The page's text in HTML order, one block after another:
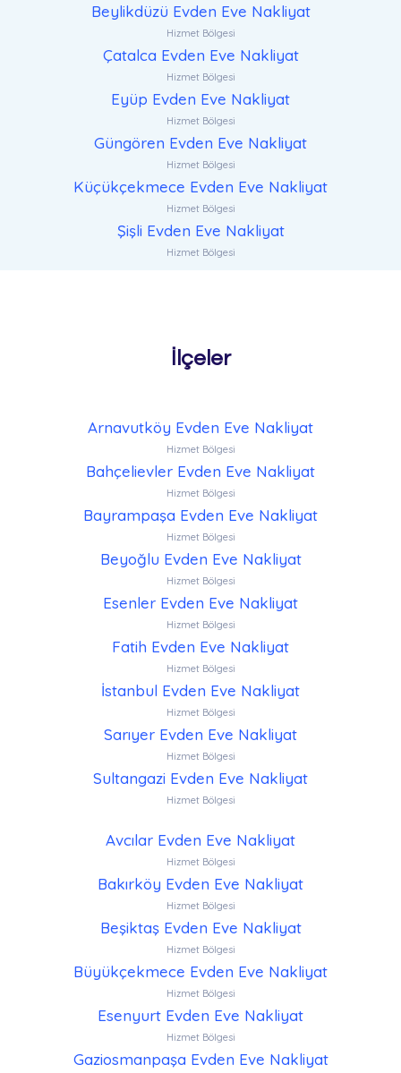
Beylikdüzü Evden Eve Nakliyat
Hizmet Bölgesi
Çatalca Evden Eve Nakliyat
Hizmet Bölgesi
Eyüp Evden Eve Nakliyat
Hizmet Bölgesi
Güngören Evden Eve Nakliyat
Hizmet Bölgesi
Küçükçekmece Evden Eve Nakliyat
Hizmet Bölgesi
Şişli Evden Eve Nakliyat
Hizmet Bölgesi
İlçeler
Arnavutköy Evden Eve Nakliyat
Hizmet Bölgesi
Bahçelievler Evden Eve Nakliyat
Hizmet Bölgesi
Bayrampaşa Evden Eve Nakliyat
Hizmet Bölgesi
Beyoğlu Evden Eve Nakliyat
Hizmet Bölgesi
Esenler Evden Eve Nakliyat
Hizmet Bölgesi
Fatih Evden Eve Nakliyat
Hizmet Bölgesi
İstanbul Evden Eve Nakliyat
Hizmet Bölgesi
Sarıyer Evden Eve Nakliyat
Hizmet Bölgesi
Sultangazi Evden Eve Nakliyat
Hizmet Bölgesi
Avcılar Evden Eve Nakliyat
Hizmet Bölgesi
Bakırköy Evden Eve Nakliyat
Hizmet Bölgesi
Beşiktaş Evden Eve Nakliyat
Hizmet Bölgesi
Büyükçekmece Evden Eve Nakliyat
Hizmet Bölgesi
Esenyurt Evden Eve Nakliyat
Hizmet Bölgesi
Gaziosmanpaşa Evden Eve Nakliyat